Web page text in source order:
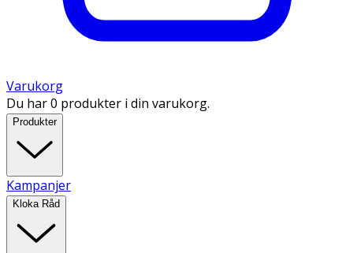
Varukorg
Du har 0 produkter i din varukorg.
Produkter
Kampanjer
Kloka Råd